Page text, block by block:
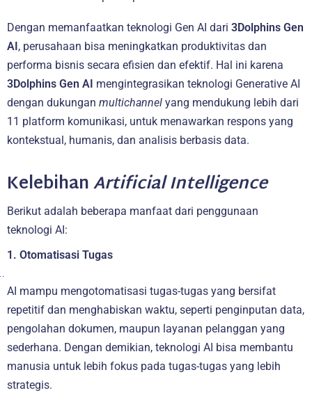
Dengan memanfaatkan teknologi Gen AI dari 3Dolphins Gen
AI, perusahaan bisa meningkatkan produktivitas dan
performa bisnis secara efisien dan efektif. Hal ini karena
3Dolphins Gen AI mengintegrasikan teknologi Generative AI
dengan dukungan multichannel yang mendukung lebih dari
11 platform komunikasi, untuk menawarkan respons yang
kontekstual, humanis, dan analisis berbasis data.
KelebihanArtificial Intelligence
Berikut adalah beberapa manfaat dari penggunaan
teknologi AI:
1. Otomatisasi Tugas
AI mampu mengotomatisasi tugas-tugas yang bersifat
repetitif dan menghabiskan waktu, seperti penginputan data,
pengolahan dokumen, maupun layanan pelanggan yang
sederhana. Dengan demikian, teknologi AI bisa membantu
manusia untuk lebih fokus pada tugas-tugas yang lebih
strategis.